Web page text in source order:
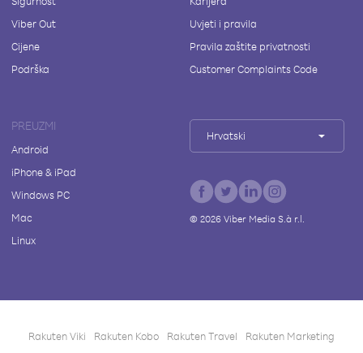
Viber Out
Cijene
Podrška
Uvjeti i pravila
Pravila zaštite privatnosti
Customer Complaints Code
PREUZMI
Android
iPhone & iPad
Windows PC
Mac
Linux
Hrvatski
© 2026Viber Media S.à r.l.
Rakuten Viki Rakuten Kobo Rakuten Travel Rakuten Marketing